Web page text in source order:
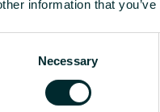
information that
Necessary